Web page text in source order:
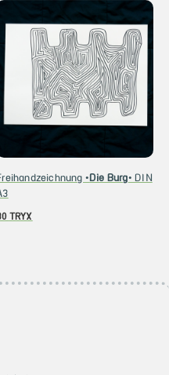
•Die Burg• DIN
TRYX